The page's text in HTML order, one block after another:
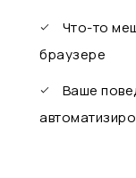
Что-то
браузере
Ваше